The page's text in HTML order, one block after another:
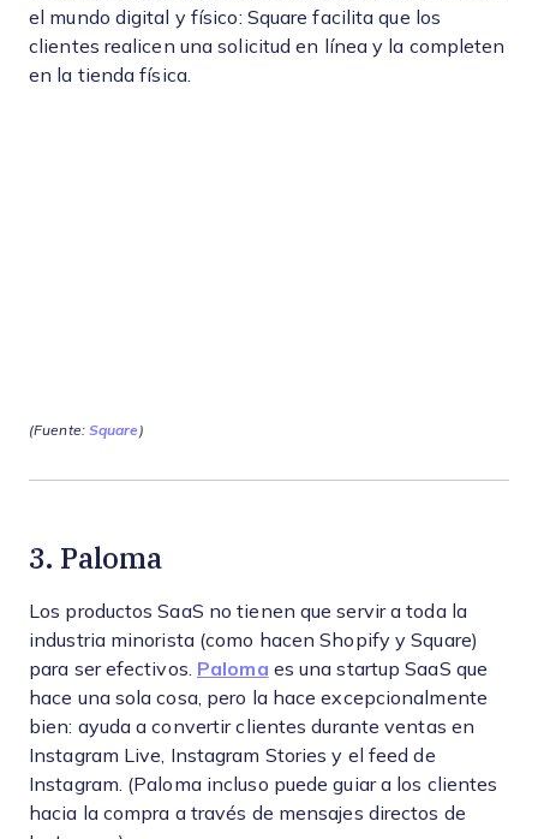
el mundo digital y físico: Square facilita que los
clientes realicen una solicitud en línea y la completen
en la tienda física.
(Fuente:Square )
3. Paloma
Los productos SaaS no tienen que servir a toda la
industria minorista (como hacen Shopify y Square)
para ser efectivos. Paloma es una startup SaaS que
hace una sola cosa, pero la hace excepcionalmente
bien: ayuda a convertir clientes durante ventas en
Instagram Live, Instagram Stories y el feed de
Instagram. (Paloma incluso puede guiar a los clientes
hacia la compra a través de mensajes directos de